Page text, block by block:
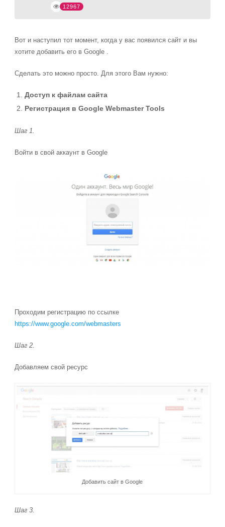
12967
Вот и наступил тот момент, когда у вас появился сайт и вы
хотите добавить его в Google .
Сделать это можно просто. Для этого Вам нужно:
Доступ к файлам сайта
Регистрация в Google Webmaster Tools
Шаг 1.
Войти в свой аккаунт в Google
Проходим регистрацию по ссылке
https://www.google.com/webmasters
Шаг 2.
Добавляем свой ресурс
Добавить сайт в Google
Шаг 3.